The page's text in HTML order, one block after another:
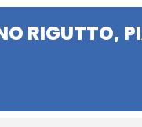
RIGUTTO,